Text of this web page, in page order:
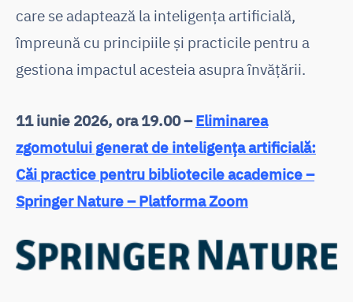
care se adaptează la inteligența artificială,
împreună cu principiile și practicile pentru a
gestiona impactul acesteia asupra învățării.
11 iunie 2026, ora 19.00 –Eliminarea
zgomotului generat de inteligența artificială:
Căi practice pentru bibliotecile academice –
Springer Nature – Platforma Zoom